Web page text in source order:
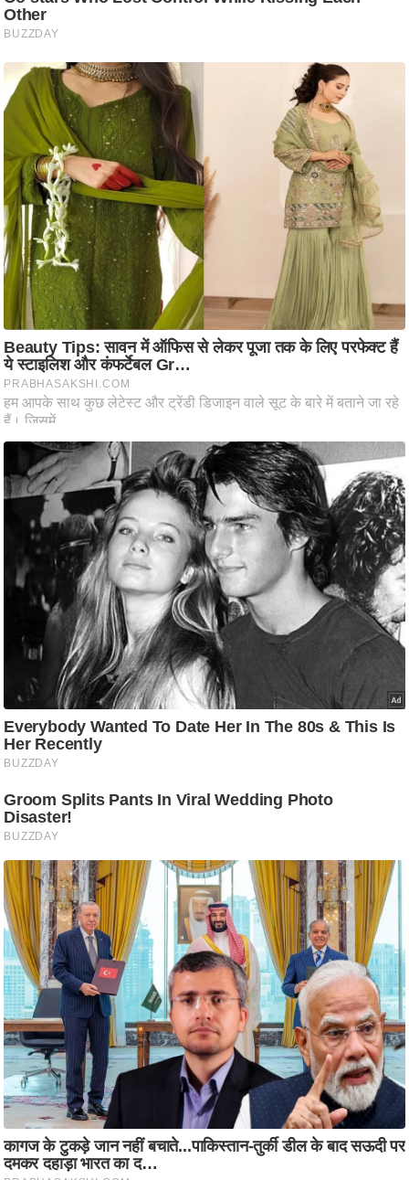
स
म
सा
म
यि
क
मा
तृ
भू
मि
स्तं
भ
ए
म
.
आ
र
आ
ई
.
चा
य
प
मी
क्षा
ध
र्म
ज्यो
ष
प्र
म
हि
मा
/
ध
र्म
स्थ
ल
व्र
त
त्यो
हा
र